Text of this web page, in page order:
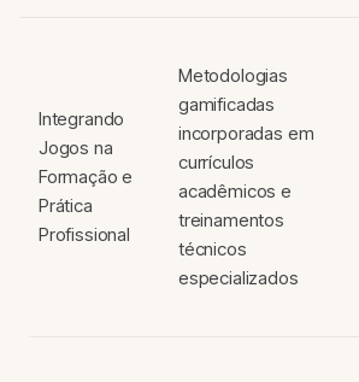
Integrando
Jogos na
Formação e
Prática
Profissional
Metodologias
gamificadas
incorporadas em
currículos
acadêmicos e
treinamentos
técnicos
especializados